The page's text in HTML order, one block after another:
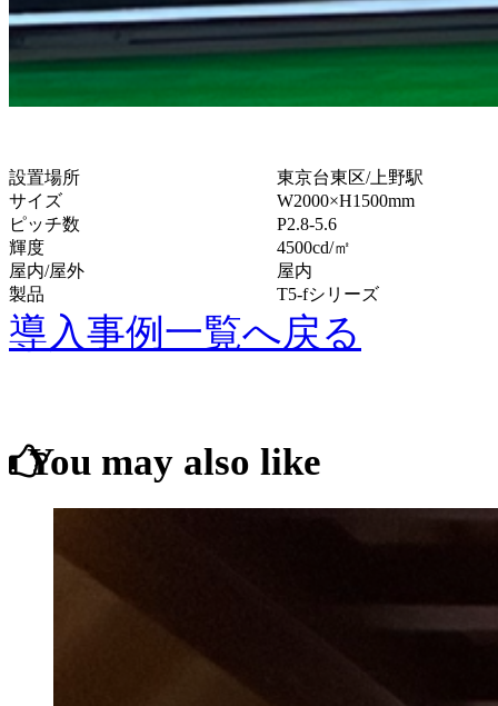
設置場所
東京台東区/上野駅
サイズ
W2000×H1500mm
ピッチ数
P2.8-5.6
輝度
4500cd/㎡
屋内/屋外
屋内
製品
T5-fシリーズ
導入事例一覧へ戻る
You may also like